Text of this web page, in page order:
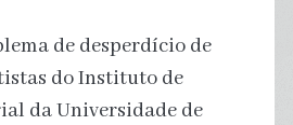
de desperdício de
do Instituto de
da Universidade de